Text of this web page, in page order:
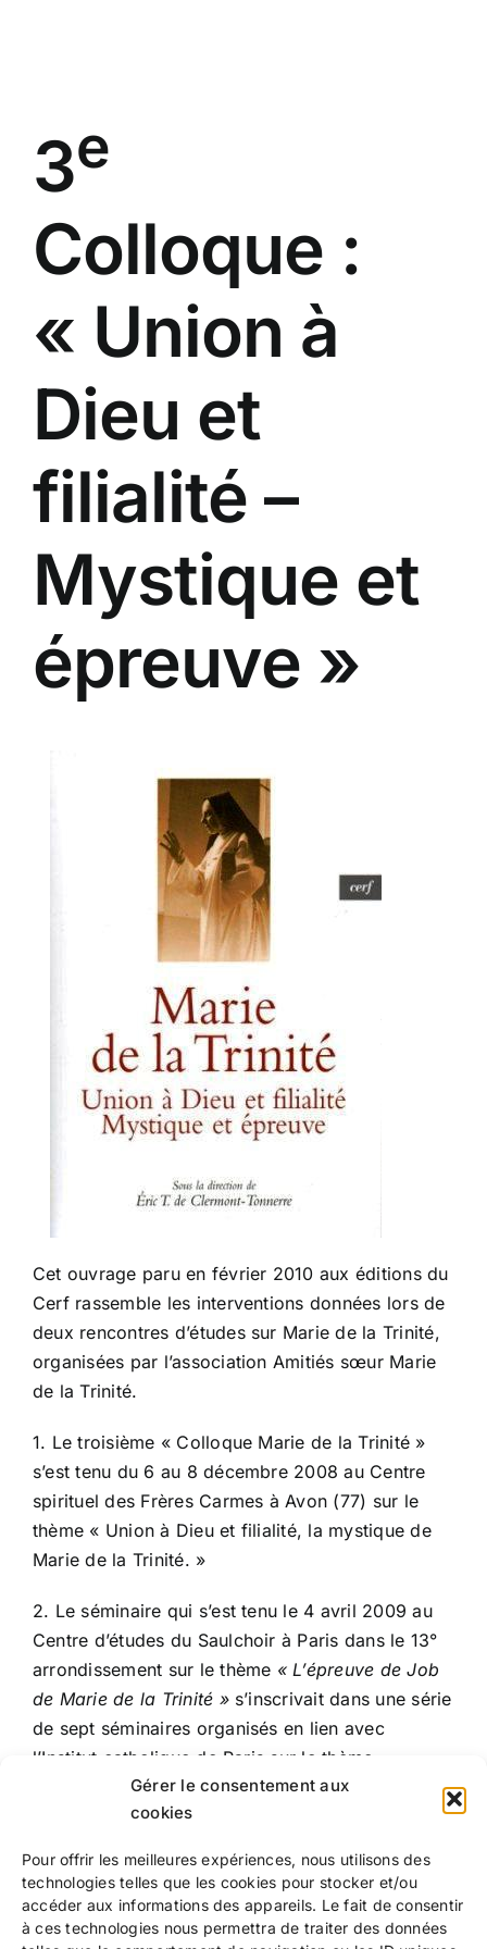
Gérer le consentement aux
cookies
Pour offrir les meilleures expériences, nous utilisons des
technologies telles que les cookies pour stocker et/ou
accéder aux informations des appareils. Le fait de consentir
à ces technologies nous permettra de traiter des données
3e
Colloque :
« Union à
Dieu et
filialité –
Mystique et
épreuve »
Cet ouvrage paru en février 2010 aux éditions du
Cerf rassemble les interventions données lors de
deux rencontres d’études sur Marie de la Trinité,
organisées par l’association Amitiés sœur Marie
de la Trinité.
1. Le troisième « Colloque Marie de la Trinité »
s’est tenu du 6 au 8 décembre 2008 au Centre
spirituel des Frères Carmes à Avon (77) sur le
thème « Union à Dieu et filialité, la mystique de
Marie de la Trinité. »
2. Le séminaire qui s’est tenu le 4 avril 2009 au
Centre d’études du Saulchoir à Paris dans le 13°
arrondissement sur le thème « L’épreuve de Job
de Marie de la Trinité »s’inscrivait dans une série
de sept séminaires organisés en lien avec
l’Institut catholique de Paris sur le thème
« L’épreuve » et où ce thème a été étudié, entre
autres, chez Pascal, Martin Luther, Paul Claudel,